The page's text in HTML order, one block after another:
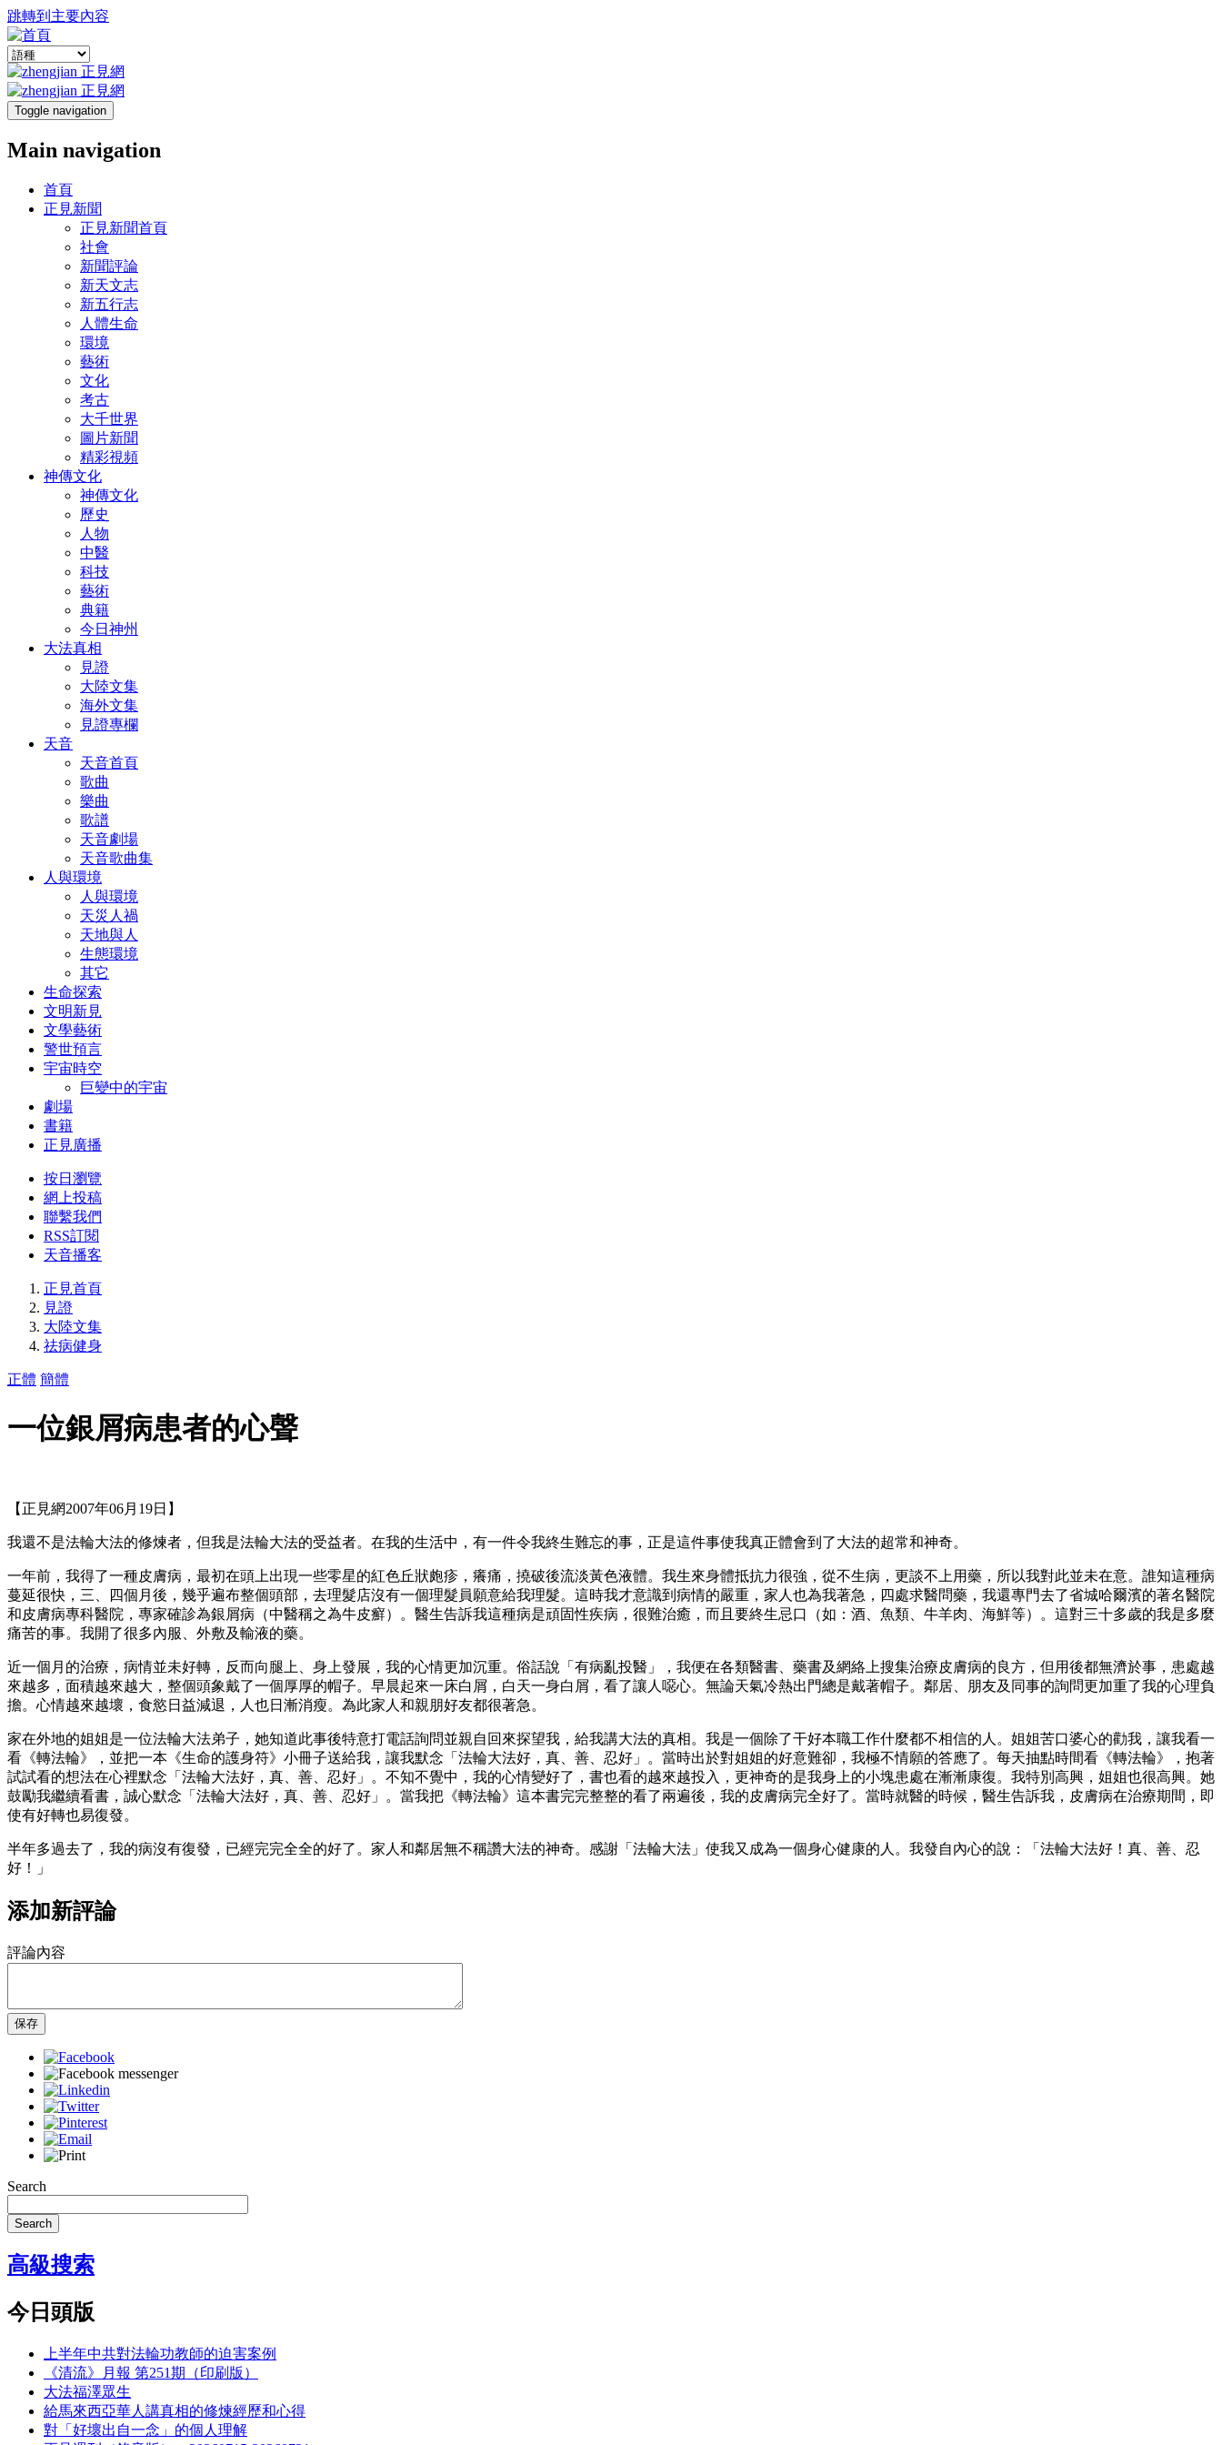
跳轉到主要內容
Toggle navigation
Main navigation
首頁
正見新聞
正見新聞首頁
社會
新聞評論
新天文志
新五行志
人體生命
環境
藝術
文化
考古
大千世界
圖片新聞
精彩視頻
神傳文化
神傳文化
歷史
人物
中醫
科技
藝術
典籍
今日神州
大法真相
見證
大陸文集
海外文集
見證專欄
天音
天音首頁
歌曲
樂曲
歌譜
天音劇場
天音歌曲集
人與環境
人與環境
天災人禍
天地與人
生態環境
其它
生命探索
文明新見
文學藝術
警世預言
宇宙時空
巨變中的宇宙
劇場
書籍
正見廣播
按日瀏覽
網上投稿
聯繫我們
RSS訂閱
天音播客
正見首頁
見證
大陸文集
祛病健身
正體 簡體
一位銀屑病患者的心聲
【正見網2007年06月19日】
我還不是法輪大法的修煉者，但我是法輪大法的受益者。在我的生活中，有一件令我終生難忘的事，正是這件事使我真正體會到了大法的超常和神奇。
一年前，我得了一種皮膚病，最初在頭上出現一些零星的紅色丘狀皰疹，癢痛，撓破後流淡黃色液體。我生來身體抵抗力很強，從不生病，更談不上用藥，所以我對此並未在意。誰知這種病
蔓延很快，三、四個月後，幾乎遍布整個頭部，去理髮店沒有一個理髮員願意給我理髮。這時我才意識到病情的嚴重，家人也為我著急，四處求醫問藥，我還專門去了省城哈爾濱的著名醫院
和皮膚病專科醫院，專家確診為銀屑病（中醫稱之為牛皮癬）。醫生告訴我這種病是頑固性疾病，很難治癒，而且要終生忌口（如：酒、魚類、牛羊肉、海鮮等）。這對三十多歲的我是多麼
痛苦的事。我開了很多內服、外敷及輸液的藥。
近一個月的治療，病情並未好轉，反而向腿上、身上發展，我的心情更加沉重。俗話說「有病亂投醫」，我便在各類醫書、藥書及網絡上搜集治療皮膚病的良方，但用後都無濟於事，患處越
來越多，面積越來越大，整個頭象戴了一個厚厚的帽子。早晨起來一床白屑，白天一身白屑，看了讓人噁心。無論天氣冷熱出門總是戴著帽子。鄰居、朋友及同事的詢問更加重了我的心理負
擔。心情越來越壞，食慾日益減退，人也日漸消瘦。為此家人和親朋好友都很著急。
家在外地的姐姐是一位法輪大法弟子，她知道此事後特意打電話詢問並親自回來探望我，給我講大法的真相。我是一個除了干好本職工作什麼都不相信的人。姐姐苦口婆心的勸我，讓我看一
看《轉法輪》，並把一本《生命的護身符》小冊子送給我，讓我默念「法輪大法好，真、善、忍好」。當時出於對姐姐的好意難卻，我極不情願的答應了。每天抽點時間看《轉法輪》，抱著
試試看的想法在心裡默念「法輪大法好，真、善、忍好」。不知不覺中，我的心情變好了，書也看的越來越投入，更神奇的是我身上的小塊患處在漸漸康復。我特別高興，姐姐也很高興。她
鼓勵我繼續看書，誠心默念「法輪大法好，真、善、忍好」。當我把《轉法輪》這本書完完整整的看了兩遍後，我的皮膚病完全好了。當時就醫的時候，醫生告訴我，皮膚病在治療期間，即
使有好轉也易復發。
半年多過去了，我的病沒有復發，已經完完全全的好了。家人和鄰居無不稱讚大法的神奇。感謝「法輪大法」使我又成為一個身心健康的人。我發自內心的說：「法輪大法好！真、善、忍
好！」
添加新評論
評論內容
保存
Search
Search
高級搜索
今日頭版
上半年中共對法輪功教師的迫害案例
《清流》月報 第251期（印刷版）
大法福澤眾生
給馬來西亞華人講真相的修煉經歷和心得
對「好壞出自一念」的個人理解